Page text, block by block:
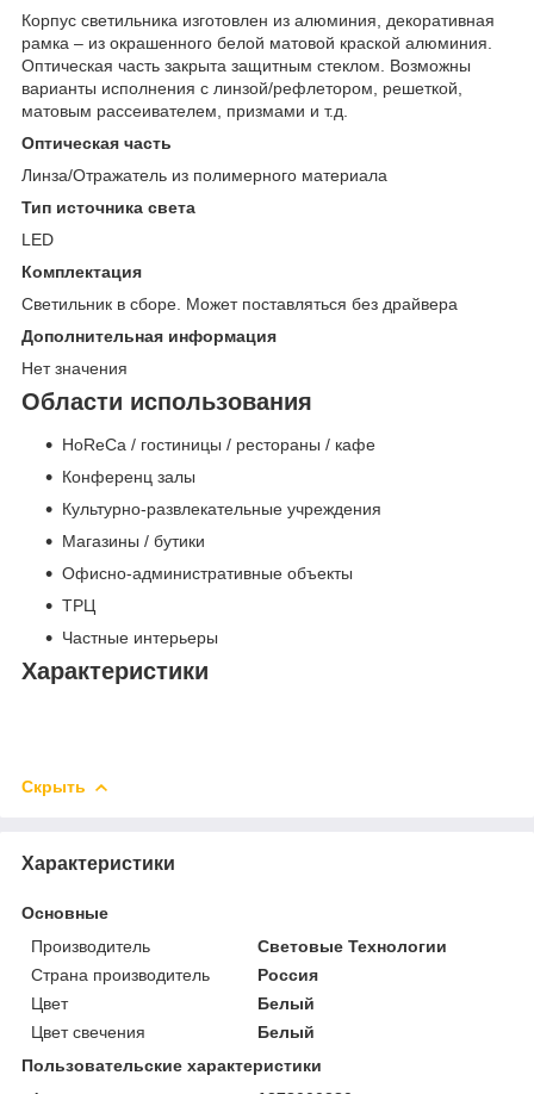
Корпус светильника изготовлен из алюминия, декоративная
рамка – из окрашенного белой матовой краской алюминия.
Оптическая часть закрыта защитным стеклом. Возможны
варианты исполнения с линзой/рефлетором, решеткой,
матовым рассеивателем, призмами и т.д.
Оптическая часть
Линза/Отражатель из полимерного материала
Тип источника света
LED
Комплектация
Светильник в сборе. Может поставляться без драйвера
Дополнительная информация
Нет значения
Области использования
HoReCa / гостиницы / рестораны / кафе
Конференц залы
Культурно-развлекательные учреждения
Магазины / бутики
Офисно-административные объекты
ТРЦ
Частные интерьеры
Характеристики
Скрыть
Характеристики
Основные
Производитель
Световые Технологии
Страна производитель
Россия
Цвет
Белый
Цвет свечения
Белый
Пользовательские характеристики